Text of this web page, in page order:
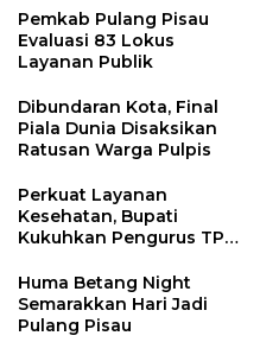
Pemkab Pulang Pisau
Evaluasi 83 Lokus
Layanan Publik
Dibundaran Kota, Final
Piala Dunia Disaksikan
Ratusan Warga Pulpis
Perkuat Layanan
Kesehatan, Bupati
Kukuhkan Pengurus TP
Huma Betang Night
Semarakkan Hari Jadi
Pulang Pisau